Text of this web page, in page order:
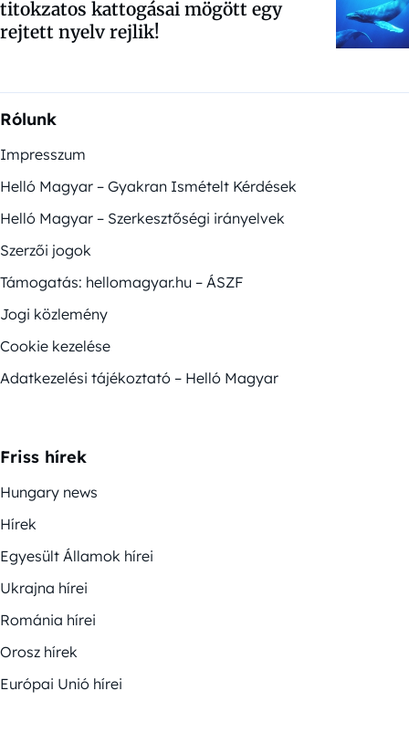
titokzatos kattogásai mögött egy
rejtett nyelv rejlik!
Rólunk
Impresszum
Helló Magyar – Gyakran Ismételt Kérdések
Helló Magyar – Szerkesztőségi irányelvek
Szerzői jogok
Támogatás: hellomagyar.hu – ÁSZF
Jogi közlemény
Cookie kezelése
Adatkezelési tájékoztató – Helló Magyar
Friss hírek
Hungary news
Hírek
Egyesült Államok hírei
Ukrajna hírei
Románia hírei
Orosz hírek
Európai Unió hírei